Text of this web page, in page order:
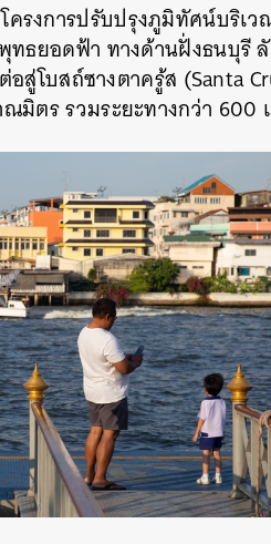
ครงการปรับปรุงภูมิทัศน์บริเ
ธยอดฟ้า ทางด้านฝั่งธนบุรี
สู่โบสถ์ซางตาครู้ส (Santa
ณมิตรรวมระยะทางกว่า 600